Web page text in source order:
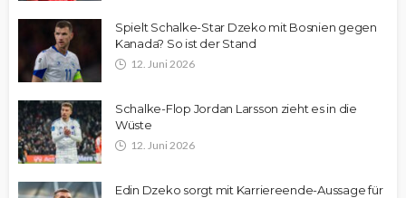
Spielt Schalke-Star Dzeko mit Bosnien gegen
Kanada? So ist der Stand
12. Juni 2026
Schalke-Flop Jordan Larsson zieht es in die
Wüste
12. Juni 2026
Edin Dzeko sorgt mit Karriereende-Aussage für